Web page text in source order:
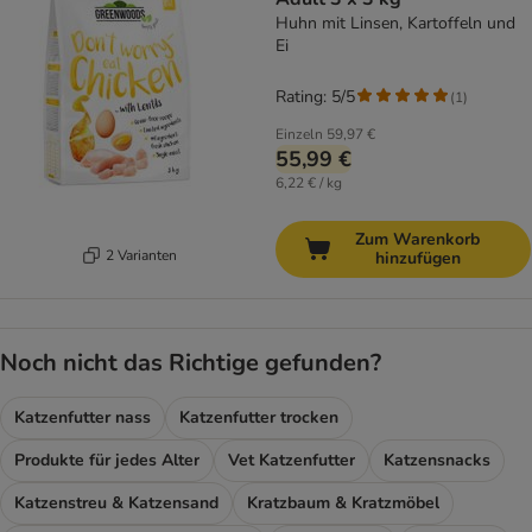
2 Varianten
Huhn mit Linsen, Kartoffeln und
Ei
Einzeln 59,97 €
55,99 €
6,22 € / kg
Rating: 5/5 (1)
Zum Warenkorb
hinzufügen
Noch nicht das Richtige gefunden?
Katzenfutter nass
Katzenfutter trocken
Produkte für jedes Alter
Vet Katzenfutter
Katzensnacks
Katzenstreu & Katzensand
Kratzbaum & Kratzmöbel